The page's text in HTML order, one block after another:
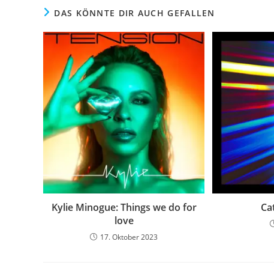
DAS KÖNNTE DIR AUCH GEFALLEN
Kylie Minogue: Things we do for
love
17. Oktober 2023